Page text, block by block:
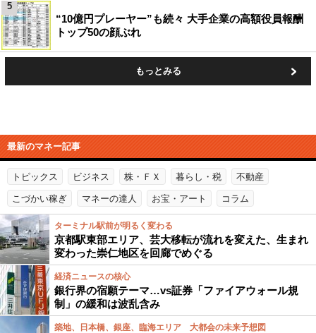
“10億円プレーヤー”も続々 大手企業の高額役員報酬
トップ50の顔ぶれ
5
もっとみる
最新のマネー記事
トピックス ビジネス 株・ＦＸ 暮らし・税 不動産
こづかい稼ぎ マネーの達人 お宝・アート コラム
ターミナル駅前が明るく変わる
京都駅東部エリア、芸大移転が流れを変えた、生まれ
変わった崇仁地区を回廊でめぐる
経済ニュースの核心
銀行界の宿願テーマ…vs証券「ファイアウォール規
制」の緩和は波乱含み
築地、日本橋、銀座、臨海エリア 大都会の未来予想図